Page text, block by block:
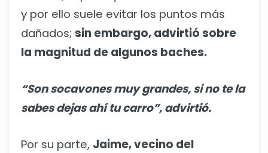
y por ello suele evitar los puntos más
dañados; sin embargo, advirtió sobre
la magnitud de algunos baches.
“Son socavones muy grandes, si no te la
sabes dejas ahí tu carro”, advirtió.
Por su parte, Jaime, vecino del